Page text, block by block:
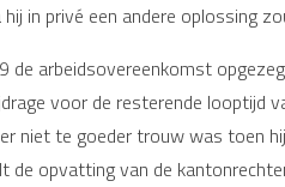
in privé een andere oplossing
arbeidsovereenkomst
voor de resterende
niet te goeder trouw was toen
de opvatting van de